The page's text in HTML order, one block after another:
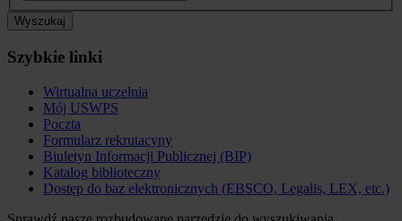
Wyszukaj
Szybkie linki
Wirtualna uczelnia
Mój USWPS
Poczta
Formularz rekrutacyny
Biuletyn Informacji Publicznej (BIP)
Katalog biblioteczny
Dostęp do baz elektronicznych (EBSCO, Legalis, LEX, etc.)